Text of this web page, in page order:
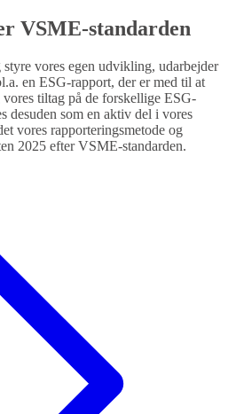
VSME-standarden
vores egen udvikling, udarbejder
en ESG-rapport, der er med til at
tiltag på de forskellige ESG-
desuden som en aktiv del i vores
vores rapporteringsmetode og
2025 efter VSME-standarden.